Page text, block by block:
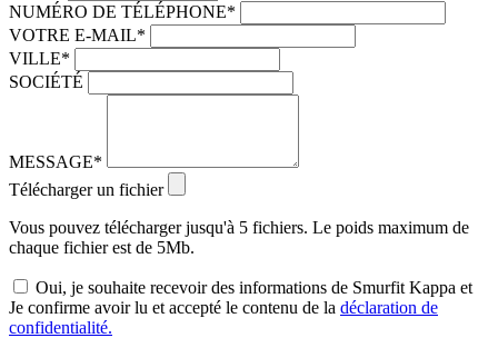
NUMÉRO DE TÉLÉPHONE*
VOTRE E-MAIL*
VILLE*
SOCIÉTÉ
MESSAGE*
Télécharger un fichier
Vous pouvez télécharger jusqu'à 5 fichiers. Le poids maximum de
chaque fichier est de 5Mb.
Oui, je souhaite recevoir des informations de Smurfit Kappa et
Je confirme avoir lu et accepté le contenu de la déclaration de
confidentialité.